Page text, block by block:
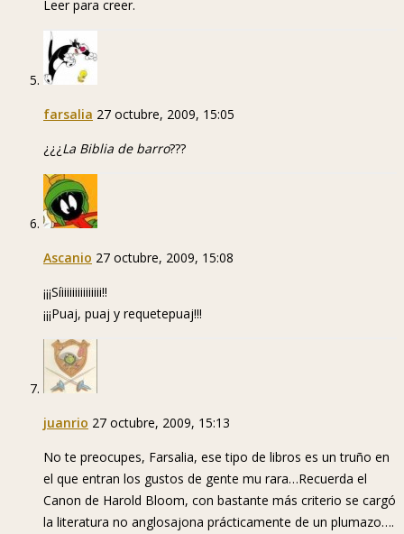
Leer para creer.
farsalia 27 octubre, 2009, 15:05
¿¿¿La Biblia de barro???
Ascanio 27 octubre, 2009, 15:08
¡¡¡Síiiiiiiiiiiiiiii!!
¡¡¡Puaj, puaj y requetepuaj!!!
juanrio 27 octubre, 2009, 15:13
No te preocupes, Farsalia, ese tipo de libros es un truño en
el que entran los gustos de gente mu rara…Recuerda el
Canon de Harold Bloom, con bastante más criterio se cargó
la literatura no anglosajona prácticamente de un plumazo….